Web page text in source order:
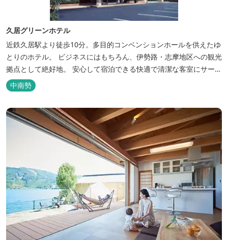
久居グリーンホテル
近鉄久居駅より徒歩10分。多目的コンベンションホールを供えたゆ
とりのホテル。 ビジネスにはもちろん、伊勢路・志摩地区への観光
拠点として絶好地。 安心して宿泊できる快適で清潔な客室にサービ
スも行き届いています。一志・ 嬉野のゴルフ場に至近。
中南勢